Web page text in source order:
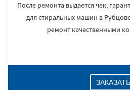
После ремонта выдается чек,
для стиральных машин в
ремонт качественными
ЗАКАЗАТЬ